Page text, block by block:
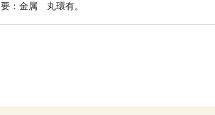
要：金属 丸環有。